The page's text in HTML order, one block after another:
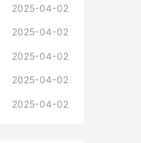
2025-04-02
2025-04-02
2025-04-02
2025-04-02
2025-04-02